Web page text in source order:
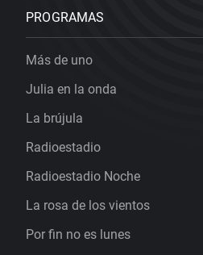
PROGRAMAS
Más de uno
Julia en la onda
La brújula
Radioestadio
Radioestadio Noche
La rosa de los vientos
Por fin no es lunes